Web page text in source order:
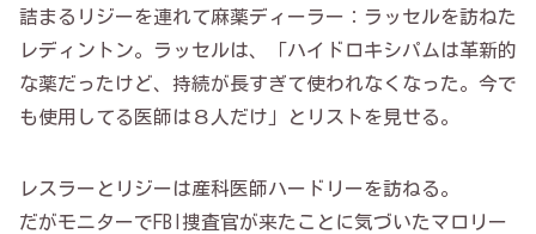
詰まるリジーを連れて麻薬ディーラー：ラッセルを訪ねた
レディントン。ラッセルは、「ハイドロキシパムは革新的
な薬だったけど、持続が長すぎて使われなくなった。今で
も使用してる医師は８人だけ」とリストを見せる。
レスラーとリジーは産科医師ハードリーを訪ねる。
だがモニターでFBI捜査官が来たことに気づいたマロリー